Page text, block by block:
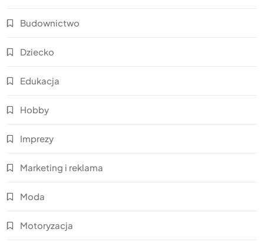
Budownictwo
Dziecko
Edukacja
Hobby
Imprezy
Marketing i reklama
Moda
Motoryzacja